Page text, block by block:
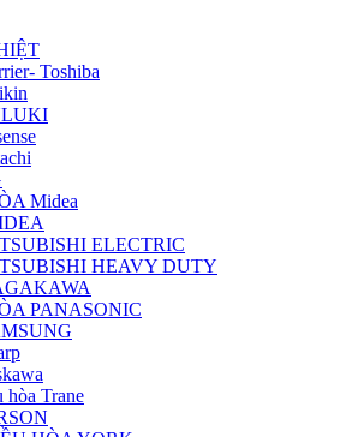
Toshiba
Midea
ELECTRIC
HEAVY DUTY
PANASONIC
hòa Trane